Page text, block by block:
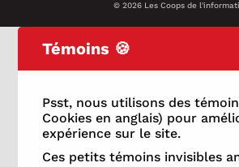
© 2026 Les Coops de
Témoins 🍪
Psst, nous utilisons des
Cookies en anglais) pour
expérience sur le site.
Ces petits témoins invisibles